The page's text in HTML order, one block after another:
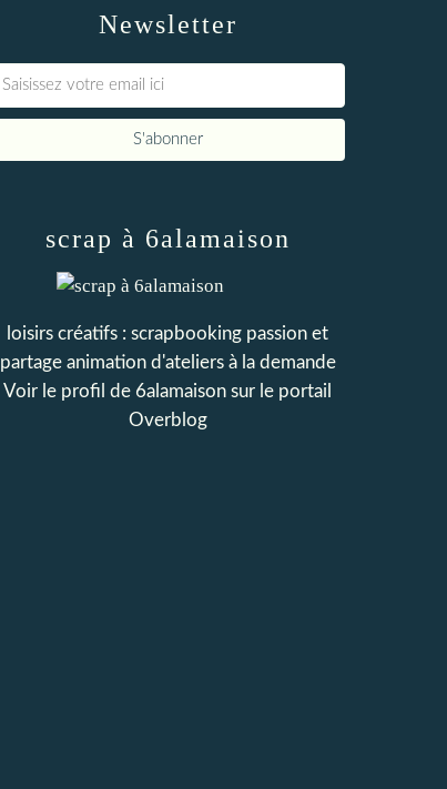
Newsletter
scrap à 6alamaison
loisirs créatifs : scrapbooking passion et
partage animation d'ateliers à la demande
Voir le profil de 6alamaison sur le portail
Overblog